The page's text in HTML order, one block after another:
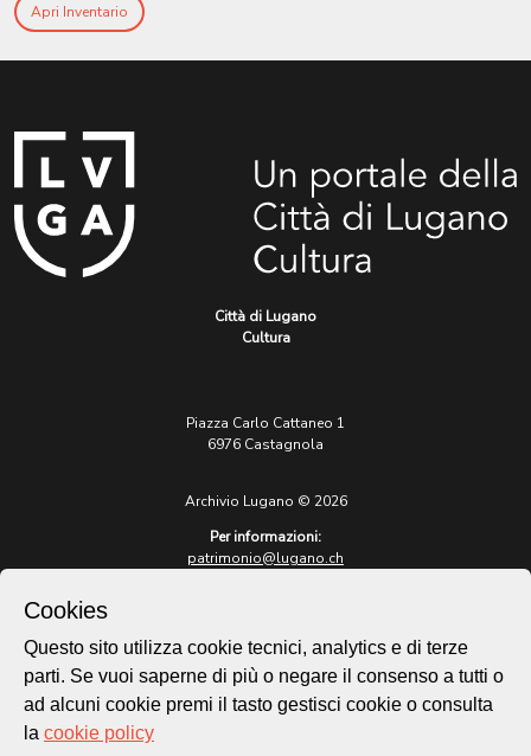
Apri Inventario
Città di Lugano
Cultura
Piazza Carlo Cattaneo 1
6976 Castagnola
Archivio Lugano © 2026
Per informazioni:
patrimonio@lugano.ch
lugano.ch
Cookie policy
Cookies
Questo sito utilizza cookie tecnici, analytics e di terze
parti. Se vuoi saperne di più o negare il consenso a tutti o
ad alcuni cookie premi il tasto gestisci cookie o consulta
la cookie policy